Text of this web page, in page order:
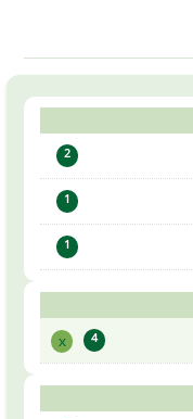
2
1
1
4
x